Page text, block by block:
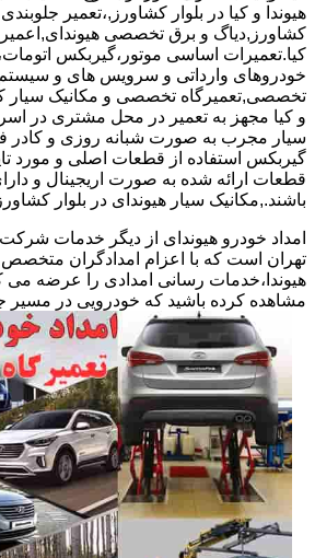
هیوندا و کیا در بلوار کشاورز,،تعمیر جلوبندی
کشاورز,دیاگ و برق تخصصی هیوندای,اعمیر
کیا.تعمیرات اساسی موتور،گیربکس
خودروهای وارداتی و سرویس های و سیستم
تخصصی,تعمیرگاه تخصصی و مکانیک سیار
و کیا مجهز به تعمیر در محل مشتری در
سیار مجرب به صورت شبانه روزی و کادر
گیربکس استفاده از قطعات اصلی و مورد
قطعات ارائه شده به صورت اریجینال و
باشند.,مکانیک سیار هیوندای در بلوار
امداد خودرو هیوندای از دیگر خدمات
تهران است که با اعزام امدادگران
هیوندا،خدمات رسانی امدادی را عرضه می
مشاهده کرده باشید که خودرویی در مسیر